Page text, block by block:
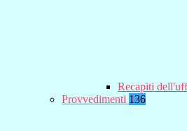
Recapiti
Provvedimenti 136